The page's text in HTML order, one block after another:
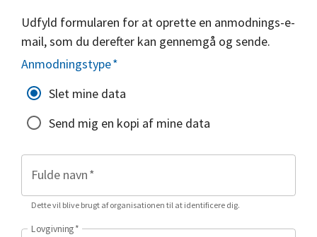
Udfyld formularen for at oprette en anmodnings-e-
mail, som du derefter kan gennemgå og sende.
Anmodningstype*
Slet mine data
Send mig en kopi af mine data
Fulde navn*
Dette vil blive brugt af organisationen til at identificere dig.
Lovgivning*